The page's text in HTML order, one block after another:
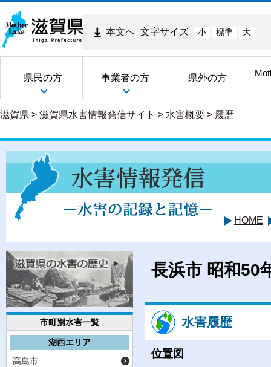
本文へ 文字サイズ 小 標準 大
県民の方 事業者の方 県外の方
滋賀県 > 滋賀県水害情報発信サイト > 水害概要 > 履歴
HOME
市町別水害一覧
湖西エリア
高島市
長浜市 昭和50
水害履歴
位置図